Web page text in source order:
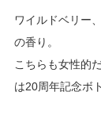
ワイルドベリー
の香り。
こちらも女性的
は20周年記念ボ